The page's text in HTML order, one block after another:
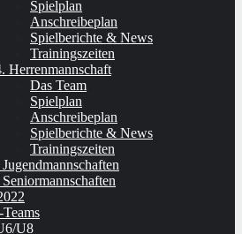
Spielplan
Anschreibeplan
Spielberichte & News
Trainingszeiten
Herrenmannschaft
Das Team
Spielplan
Anschreibeplan
Spielberichte & News
Trainingszeiten
U8